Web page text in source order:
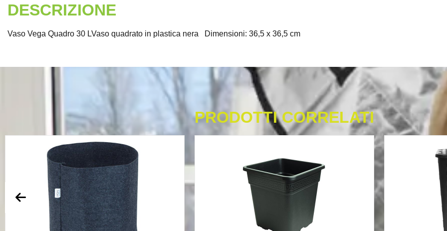
DESCRIZIONE
Vaso Vega Quadro 30 LVaso quadrato in plastica nera Dimensioni: 36,5 x 36,5 cm
PRODOTTI CORRELATI